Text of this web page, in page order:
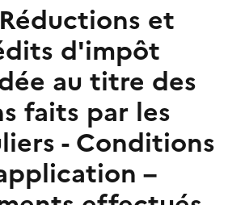
et
d'impôt
au titre des
faits par les
- Conditions
–